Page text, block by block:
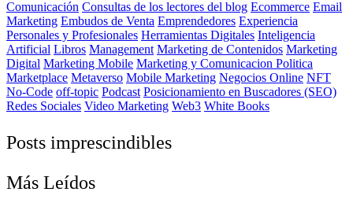
Comunicación Consultas de los lectores del blog Ecommerce Email
Marketing Embudos de Venta Emprendedores Experiencia
Personales y Profesionales Herramientas Digitales Inteligencia
Artificial Libros Management Marketing de Contenidos Marketing
Digital Marketing Mobile Marketing y Comunicacion Politica
Marketplace Metaverso Mobile Marketing Negocios Online NFT
No-Code off-topic Podcast Posicionamiento en Buscadores (SEO)
Redes Sociales Video Marketing Web3 White Books
Posts imprescindibles
Más Leídos